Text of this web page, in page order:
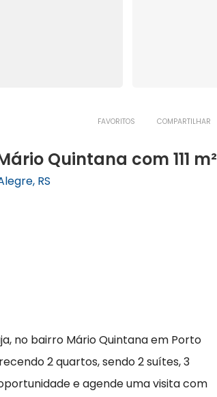
FAVORITOS COMPARTILHAR
Quintana com 111 m²
RS
no bairro Mário Quintana em Porto
2 quartos, sendo 2 suítes, 3
e agende uma visita com